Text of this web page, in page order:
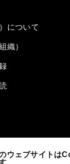
ウェブサイトは
について
織）
の取り組み